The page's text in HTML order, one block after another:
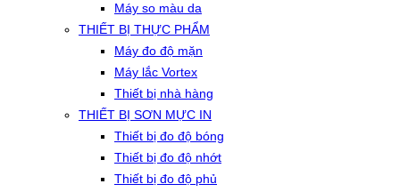
Máy so màu da
THIẾT BỊ THỰC PHẨM
Máy đo độ mặn
Máy lắc Vortex
Thiết bị nhà hàng
THIẾT BỊ SƠN MỰC IN
Thiết bị đo độ bóng
Thiết bị đo độ nhớt
Thiết bị đo độ phủ